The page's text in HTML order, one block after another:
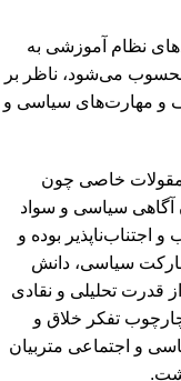
نظام آموزشی به
می‌شود، ناظر بر
و مهارت‌های سیاسی و
خاصی چون
آگاهی سیاسی و ‌سواد
اجتناب‌ناپذیر بوده و
سیاسی، دانش
قدرت تحلیلی و نقادی
تفکر خلاق و
و اجتماعی متربیان